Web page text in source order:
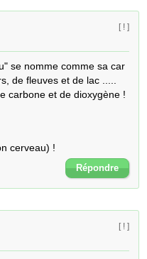
[ ! ]
se nomme comme sa car
de fleuves et de lac .....
carbone et de dioxygène !
cerveau) !
Répondre
[ ! ]